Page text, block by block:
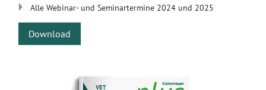
​Alle Webinar- und Seminartermine 2024 und 2025
Download